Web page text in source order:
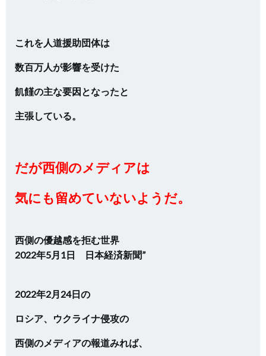
これを人道援助団体は
数百万人が影響を受けた
飢饉の主な要因となったと
主張している。
だが西側のメディアは
気にも留めていないようだ。
西側の優越感を拒む世界
2022年5月1日 日本経済新聞”
2022年2月24日の
ロシア、ウクライナ侵攻の
西側のメディアの報道みれば、